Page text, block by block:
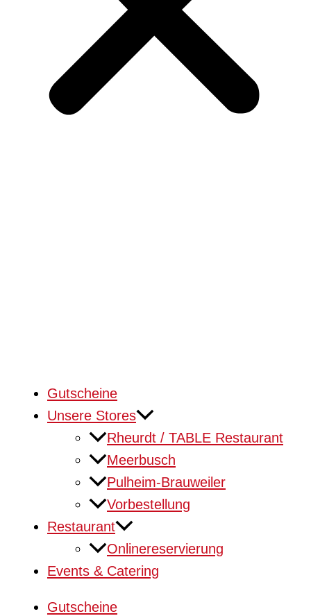
Gutscheine
Unsere Stores
Rheurdt / TABLE Restaurant
Meerbusch
Pulheim-Brauweiler
Vorbestellung
Restaurant
Onlinereservierung
Events & Catering
Gutscheine